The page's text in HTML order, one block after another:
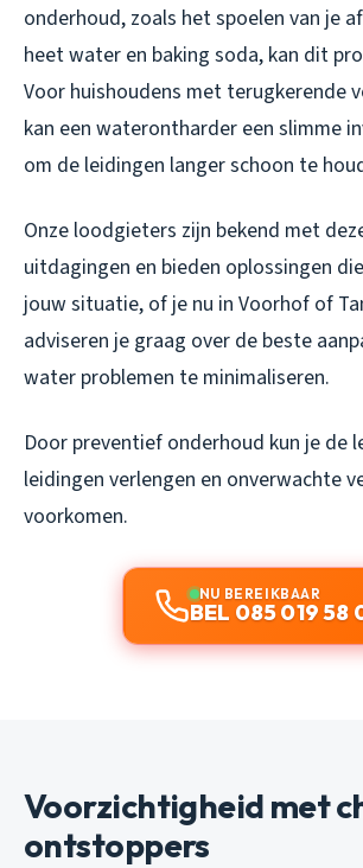
onderhoud, zoals het spoelen van je
heet water en baking soda, kan dit
Voor huishoudens met terugkerende
kan een waterontharder een slimme
om de leidingen langer schoon te
Onze loodgieters zijn bekend met
uitdagingen en bieden oplossingen
jouw situatie, of je nu in Voorhof of
adviseren je graag over de beste
water problemen te minimaliseren.
Door preventief onderhoud kun je de
leidingen verlengen en onverwachte
voorkomen.
NU BEREIKBAAR
BEL 085 019 58
Voorzichtigheid met
ontstoppers